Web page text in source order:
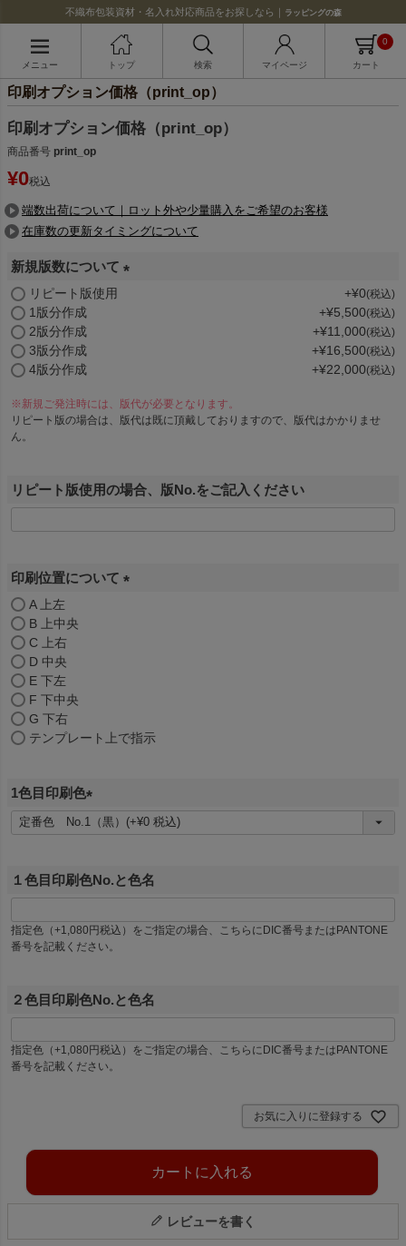
不織布包装資材・名入れ対応商品をお探しなら｜ ラッピングの森
メニュー トップ 検索 マイページ カート
0
印刷オプション価格（print_op）
印刷オプション価格（print_op）
商品番号 print_op
¥0税込
端数出荷について｜ロット外や少量購入をご希望のお客様
在庫数の更新タイミングについて
新規版数について
リピート版使用 +¥0 税込
1版分作成 +¥5,500 税込
2版分作成 +¥11,000 税込
3版分作成 +¥16,500 税込
4版分作成 +¥22,000 税込
※新規ご発注時には、版代が必要となります。
リピート版の場合は、版代は既に頂戴しておりますので、版代はかかりませ
ん。
リピート版使用の場合、版No.をご記入ください
印刷位置について
A 上左
B 上中央
C 上右
D 中央
E 下左
F 下中央
G 下右
テンプレート上で指示
1色目印刷色
(
必
)
１色目印刷色No.と色名
指定色（+1,080円税込）をご指定の場合、こちらにDIC番号またはPANTONE
番号を記載ください。
２色目印刷色No.と色名
指定色（+1,080円税込）をご指定の場合、こちらにDIC番号またはPANTONE
番号を記載ください。
お気に入りに登録する
カートに入れる
レビューを書く